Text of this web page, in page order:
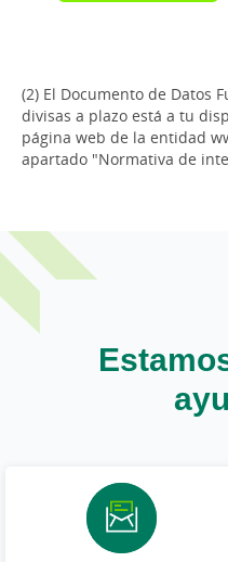
(2) El Documento de Datos
divisas a plazo está a tu
página web de la entidad
apartado "Normativa de